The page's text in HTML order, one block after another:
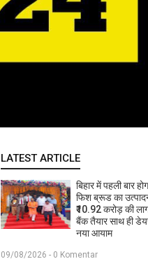
LATEST ARTICLE
बिहार में पहली बार
फिश ब्रूड का
₹10.92 करोड़ की
बैंक तैयार साथ ही
नया आयाम
09/08/2026 - 0 Komentar